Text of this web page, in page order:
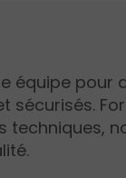
équipe pour
sécurisés.
techniques,